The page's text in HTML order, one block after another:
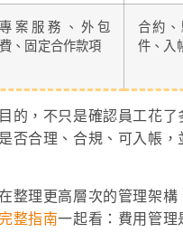
專案服務、外包
費、固定合作款項
合約
件、入
的，不只是確認員工花了
否合理、合規、可入帳，
整理更高層次的管理架構
整指南一起看：費用管理